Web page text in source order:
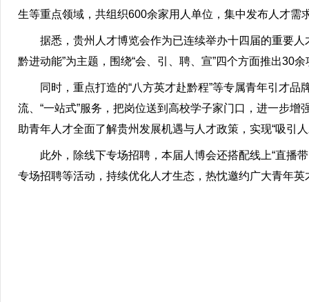
生等重点领域，共组织600余家用人单位，集中发布人才
据悉，贵州人才博览会作为已连续举办十四届的重要
黔进动能”为主题，围绕“会、引、聘、宣”四个方面推出30
同时，重点打造的“八方英才赴黔程”等专属青年引才
流、“一站式”服务，把岗位送到高校学子家门口，进一步
助青年人才全面了解贵州发展机遇与人才政策，实现“吸引人
此外，除线下专场招聘，本届人博会还搭配线上“直播
专场招聘等活动，持续优化人才生态，热忱邀约广大青年英